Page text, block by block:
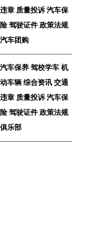
违章 质量投诉 汽车保
险 驾驶证件 政策法规
汽车团购
汽车保养 驾校学车 机
动车辆 综合资讯 交通
违章 质量投诉 汽车保
险 驾驶证件 政策法规
俱乐部